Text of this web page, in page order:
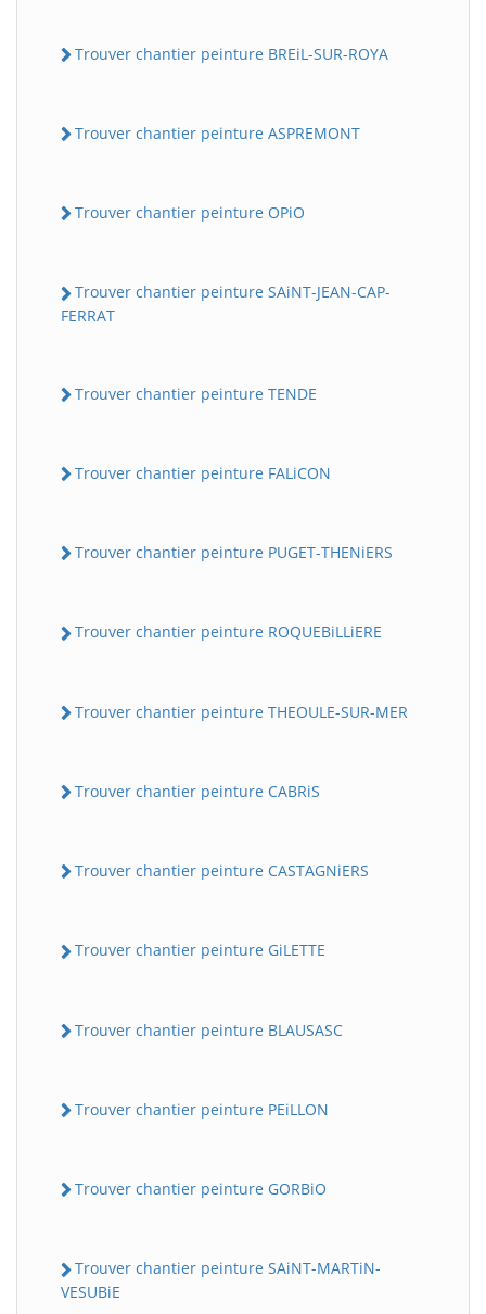
Trouver chantier peinture BREiL-SUR-ROYA
Trouver chantier peinture ASPREMONT
Trouver chantier peinture OPiO
Trouver chantier peinture SAiNT-JEAN-CAP-
FERRAT
Trouver chantier peinture TENDE
Trouver chantier peinture FALiCON
Trouver chantier peinture PUGET-THENiERS
Trouver chantier peinture ROQUEBiLLiERE
Trouver chantier peinture THEOULE-SUR-MER
Trouver chantier peinture CABRiS
Trouver chantier peinture CASTAGNiERS
Trouver chantier peinture GiLETTE
Trouver chantier peinture BLAUSASC
Trouver chantier peinture PEiLLON
Trouver chantier peinture GORBiO
Trouver chantier peinture SAiNT-MARTiN-
VESUBiE